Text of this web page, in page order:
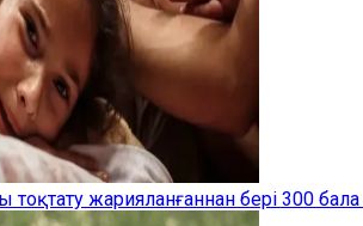
жарияланғаннан бері 300 бала